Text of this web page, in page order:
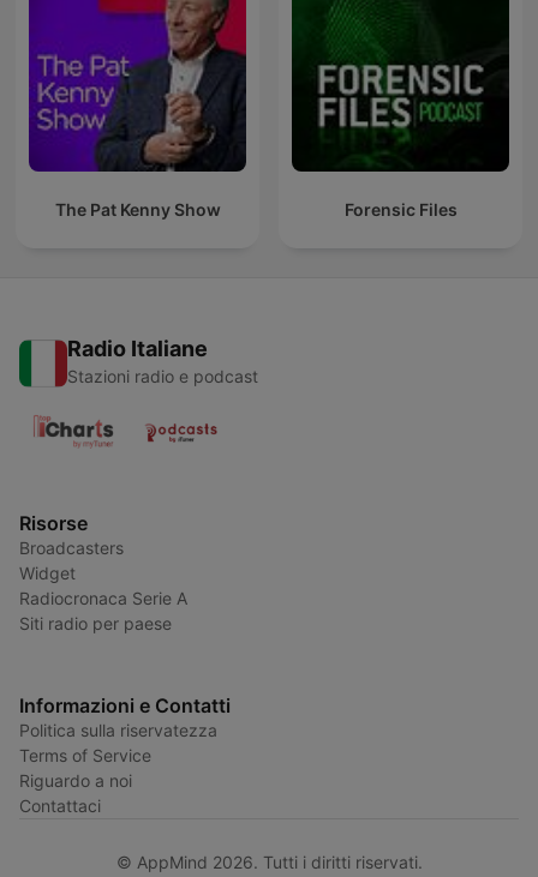
The Pat Kenny Show Forensic Files
Radio Italiane
Stazioni radio e podcast
Risorse
Broadcasters
Widget
Radiocronaca Serie A
Siti radio per paese
Informazioni e Contatti
Politica sulla riservatezza
Terms of Service
Riguardo a noi
Contattaci
© AppMind 2026. Tutti i diritti riservati.